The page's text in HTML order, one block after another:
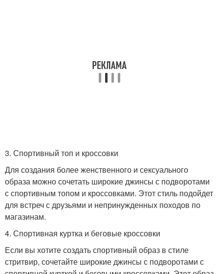
3. Спортивный топ и кроссовки
Для создания более женственного и сексуального
образа можно сочетать широкие джинсы с подворотами
с спортивным топом и кроссовками. Этот стиль подойдет
для встреч с друзьями и непринужденных походов по
магазинам.
4. Спортивная куртка и беговые кроссовки
Если вы хотите создать спортивный образ в стиле
стритвир, сочетайте широкие джинсы с подворотами с